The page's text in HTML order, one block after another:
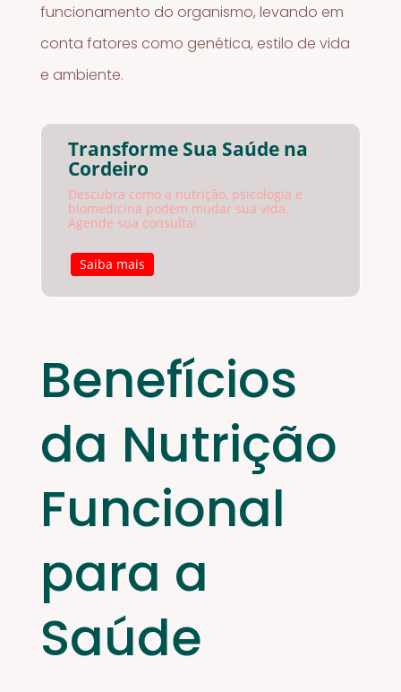
funcionamento do organismo, levando em
conta fatores como genética, estilo de vida
e ambiente.
Transforme Sua Saúde na
Cordeiro
Descubra como a nutrição, psicologia e
biomedicina podem mudar sua vida.
Agende sua consulta!
Saiba mais
Benefícios
da Nutrição
Funcional
para a
Saúde